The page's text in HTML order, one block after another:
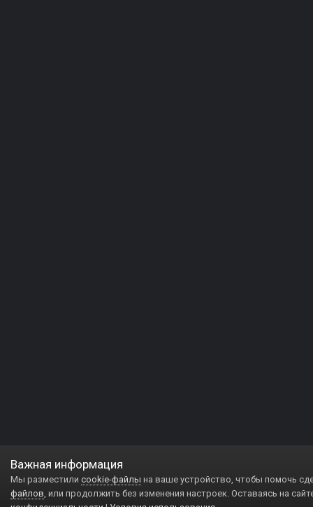
Важная информация
Мы разместили cookie-файлы на ваше устройство, чтобы помочь
файлов, или продолжить без изменения настроек. Оставаясь на